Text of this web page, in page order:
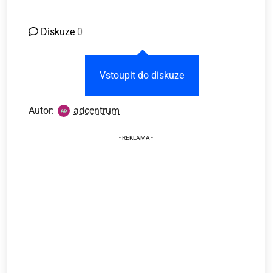
Diskuze 0
Vstoupit do diskuze
Autor: adcentrum